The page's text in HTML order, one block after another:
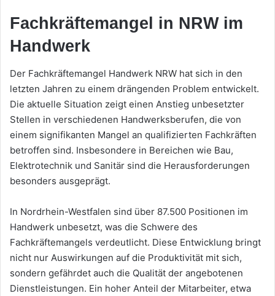
Fachkräftemangel in NRW im
Handwerk
Der Fachkräftemangel Handwerk NRW hat sich in den
letzten Jahren zu einem drängenden Problem entwickelt.
Die aktuelle Situation zeigt einen Anstieg unbesetzter
Stellen in verschiedenen Handwerksberufen, die von
einem signifikanten Mangel an qualifizierten Fachkräften
betroffen sind. Insbesondere in Bereichen wie Bau,
Elektrotechnik und Sanitär sind die Herausforderungen
besonders ausgeprägt.
In Nordrhein-Westfalen sind über 87.500 Positionen im
Handwerk unbesetzt, was die Schwere des
Fachkräftemangels verdeutlicht. Diese Entwicklung bringt
nicht nur Auswirkungen auf die Produktivität mit sich,
sondern gefährdet auch die Qualität der angebotenen
Dienstleistungen. Ein hoher Anteil der Mitarbeiter, etwa